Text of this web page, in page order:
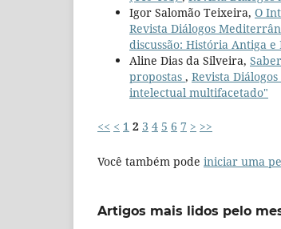
Igor Salomão Teixeira, O
Revista Diálogos
discussão: História Antiga e
Aline Dias da Silveira,
propostas , Revista
intelectual multifacetado"
<< < 1 2 3 4 5 6 7 > >>
Você também pode iniciar uma
Artigos mais lidos pelo